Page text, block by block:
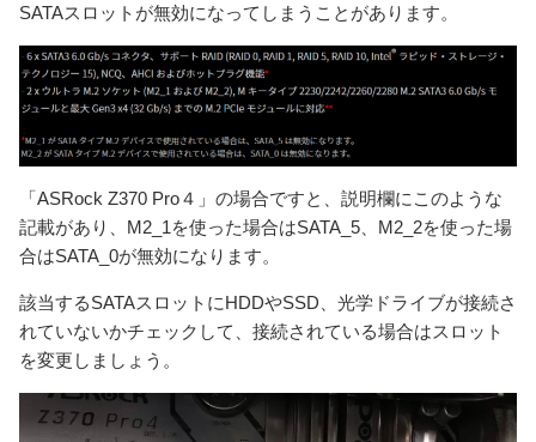
SATAスロットが無効になってしまうことがあります。
「ASRock Z370 Pro４」の場合ですと、説明欄にこのような
記載があり、M2_1を使った場合はSATA_5、M2_2を使った場
合はSATA_0が無効になります。
該当するSATAスロットにHDDやSSD、光学ドライブが接続さ
れていないかチェックして、接続されている場合はスロット
を変更しましょう。